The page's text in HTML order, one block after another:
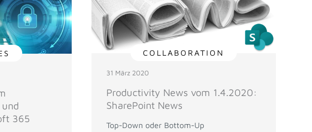
365
COLLABORATION
31 März 2020
Productivity News vom 1.4.2020:
SharePoint News
Top-Down oder Bottom-Up